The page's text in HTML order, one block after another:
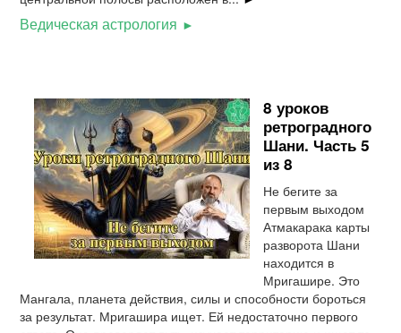
Ведическая астрология
8 уроков
ретроградного
Шани. Часть 5
из 8
Не бегите за
первым выходом
Атмакарака карты
разворота Шани
находится в
Мригашире. Это
Мангала, планета действия, силы и способности бороться
за результат. Мригашира ищет. Ей недостаточно первого